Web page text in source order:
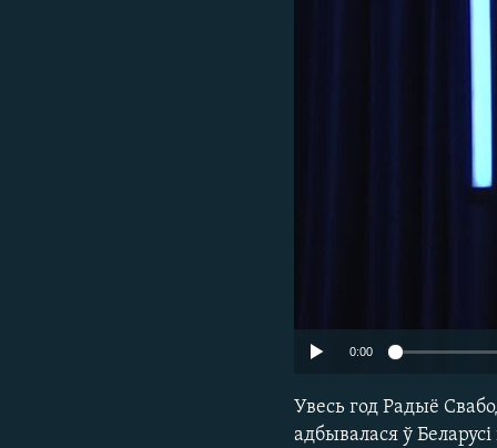
0:00
Увесь год Радыё
адбывалася ў